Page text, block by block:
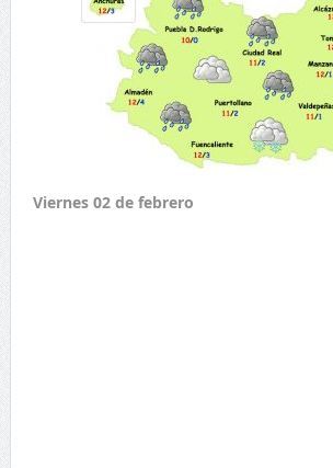
Viernes 02 de febrero